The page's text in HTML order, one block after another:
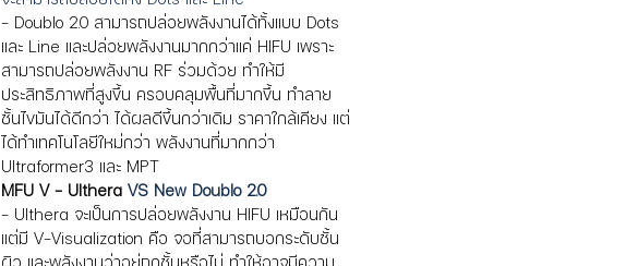
- Doublo 2.0 สามารถปล่อยพลังงานได้ทั้งแบบ Dots
และ Line และปล่อยพลังงานมากกว่าแค่ HIFU เพราะ
สามารถปล่อยพลังงาน RF ร่วมด้วย ทำให้มี
ประสิทธิภาพที่สูงขึ้น ครอบคลุมพื้นที่มากขึ้น ทำลาย
ชั้นไขมันได้ดีกว่า ได้ผลดีขึ้นกว่าเดิม ราคาใกล้เคียง แต่
ได้ทำเทคโนโลยีใหม่กว่า พลังงานที่มากกว่า
Ultraformer3 และ MPT
MFU V - Ulthera VS New Doublo 2.0
- Ulthera จะเป็นการปล่อยพลังงาน HIFU เหมือนกัน
แต่มี V-Visualization คือ จอที่สามารถบอกระดับชั้น